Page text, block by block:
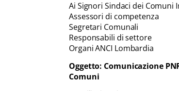
Ai Signori Sindaci dei Comuni
Assessori di competenza
Segretari Comunali
Responsabili di settore
Organi ANCI Lombardia
Oggetto: Comunicazione
Comuni